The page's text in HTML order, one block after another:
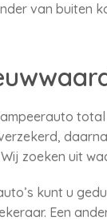
van buiten
zoeken uit
kunt u
Een